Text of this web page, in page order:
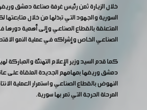
خلال الزيارة ثمن رئيس غرفة صناعة دمشق
السورية والجهود التي تبذلها من خلال متابعتها
المتعلقة بالقطاع الصناعي وإلى أهمية دورها
الصناعي الخاص وإشراكه في عملية النمو
كما قدم السيد وزير الإعلام التهنئة والمباركة
دمشق وريفها بمهامهم الجديدة الملقاة على
النهوض بالقطاع الصناعي واستمرار العملية
المرحلة الحرجة التي تمر بها سورية.